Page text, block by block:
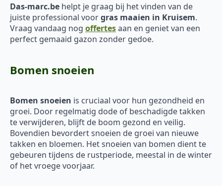
Das-marc.be helpt je graag bij het vinden van de
juiste professional voorgras maaien in Kruisem.
Vraag vandaag nog offertesaan en geniet van een
perfect gemaaid gazon zonder gedoe.
Bomen snoeien
Bomen snoeien is cruciaal voor hun gezondheid en
groei. Door regelmatig dode of beschadigde takken
te verwijderen, blijft de boom gezond en veilig.
Bovendien bevordert snoeien de groei van nieuwe
takken en bloemen. Het snoeien van bomen dient te
gebeuren tijdens de rustperiode, meestal in de winter
of het vroege voorjaar.